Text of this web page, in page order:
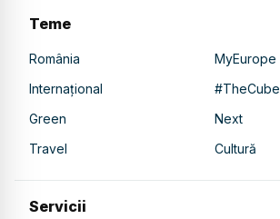
Teme
România
MyEurope
Internațional
#TheCube
Green
Next
Travel
Cultură
Servicii